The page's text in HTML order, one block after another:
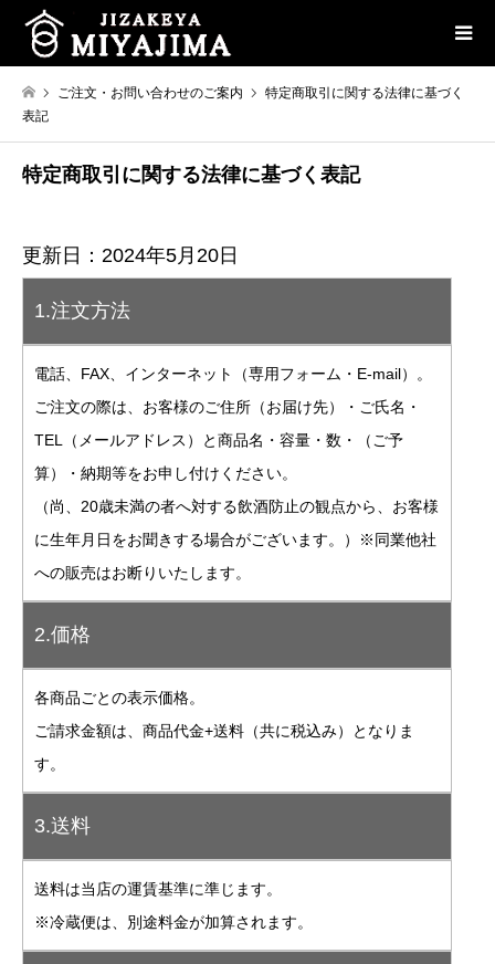
ご注文・お問い合わせのご案内
特定商取引に関する法律に基づく
表記
特定商取引に関する法律に基づく表記
更新日：2024年5月20日
1.注文方法
電話、FAX、インターネット（専用フォーム・E-mail）。
ご注文の際は、お客様のご住所（お届け先）・ご氏名・
TEL（メールアドレス）と商品名・容量・数・（ご予
算）・納期等をお申し付けください。
（尚、20歳未満の者へ対する飲酒防止の観点から、お客様
に生年月日をお聞きする場合がございます。）※同業他社
への販売はお断りいたします。
2.価格
各商品ごとの表示価格。
ご請求金額は、商品代金+送料（共に税込み）となりま
す。
3.送料
送料は当店の運賃基準に準じます。
※冷蔵便は、別途料金が加算されます。